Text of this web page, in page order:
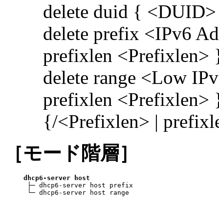
delete duid {
delete prefix <IPv6
prefixlen <Prefixlen>
delete range <Low
prefixlen <Prefixlen>
{/<Prefixlen> |
［モード階層］
dhcp6-server host
├─ dhcp6-server host prefix
└─ dhcp6-server host range